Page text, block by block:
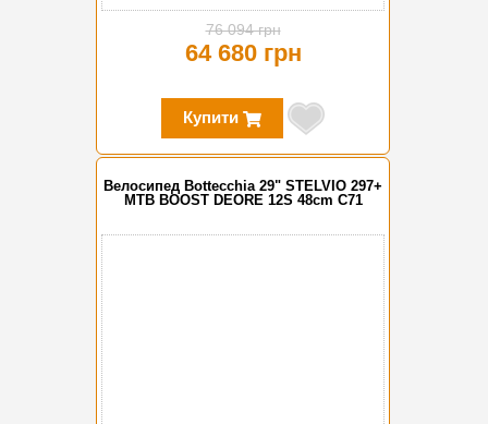
76 094 грн
64 680 грн
Купити
Велосипед Bottecchia 29" STELVIO 297+
MTB BOOST DEORE 12S 48cm C71